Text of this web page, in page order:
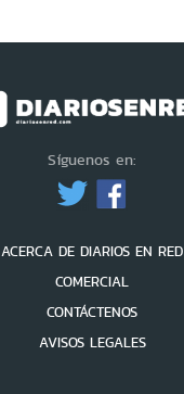
Síguenos en:
ACERCA DE DIARIOS EN RED
COMERCIAL
CONTÁCTENOS
AVISOS LEGALES